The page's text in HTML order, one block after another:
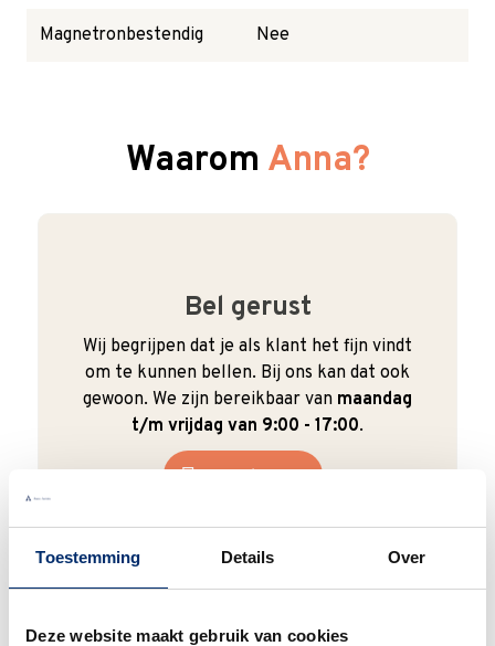
Toestemming Details Over
Deze website maakt gebruik van cookies
Magnetronbestendig Nee
Waarom Anna?
Bel gerust
Wij begrijpen dat je als klant het fijn vindt
om te kunnen bellen. Bij ons kan dat ook
gewoon. We zijn bereikbaar van maandag
t/m vrijdag van 9:00 - 17:00.
0345 63 30 01
Duurzaam